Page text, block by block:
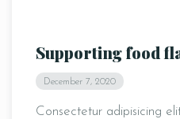
Supporting food
December 7, 2020
Consectetur adipisicing